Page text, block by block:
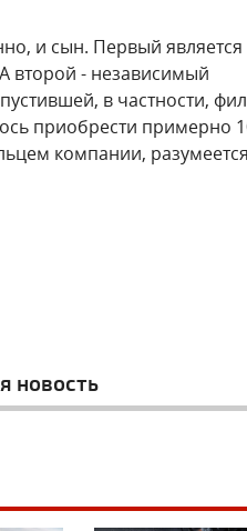
и сын. Первый является
второй - независимый
в частности,
приобрести примерно
компании,
новость